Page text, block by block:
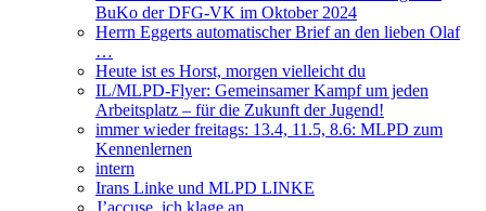
BuKo der DFG-VK im Oktober 2024
Herrn Eggerts automatischer Brief an den lieben Olaf
…
Heute ist es Horst, morgen vielleicht du
IL/MLPD-Flyer: Gemeinsamer Kampf um jeden
Arbeitsplatz – für die Zukunft der Jugend!
immer wieder freitags: 13.4, 11.5, 8.6: MLPD zum
Kennenlernen
intern
Irans Linke und MLPD LINKE
J’accuse, ich klage an